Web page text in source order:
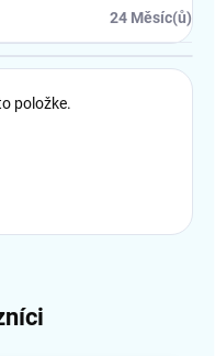
24 Měsíc(ů)
položke.